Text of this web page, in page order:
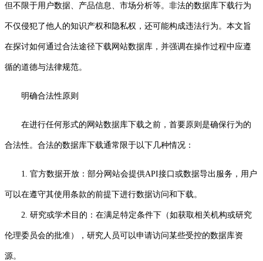
但不限于用户数据、产品信息、市场分析等。非法的数据库下载行为
不仅侵犯了他人的知识产权和隐私权，还可能构成违法行为。本文旨
在探讨如何通过合法途径下载网站数据库，并强调在操作过程中应遵
循的道德与法律规范。
明确合法性原则
在进行任何形式的网站数据库下载之前，首要原则是确保行为的
合法性。合法的数据库下载通常限于以下几种情况：
1. 官方数据开放：部分网站会提供API接口或数据导出服务，用户
可以在遵守其使用条款的前提下进行数据访问和下载。
2. 研究或学术目的：在满足特定条件下（如获取相关机构或研究
伦理委员会的批准），研究人员可以申请访问某些受控的数据库资
源。